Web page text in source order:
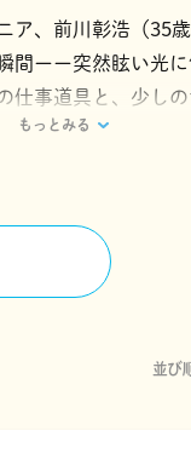
ア、前川彰浩（35
間ーー突然眩い光
事道具と、少し
ころ、金髪碧眼の
もっとみる
並び